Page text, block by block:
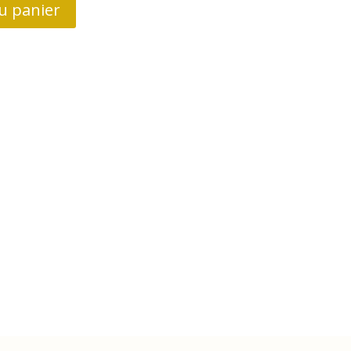
panier